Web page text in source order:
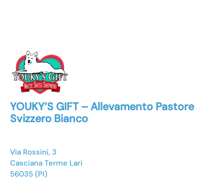
YOUKY’S GIFT – Allevamento Pastore
Svizzero Bianco
Via Rossini, 3
Casciana Terme Lari
56035 (PI)